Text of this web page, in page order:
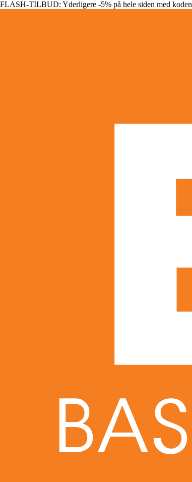
FLASH-TILBUD: Yderligere -5% på hele siden med koden